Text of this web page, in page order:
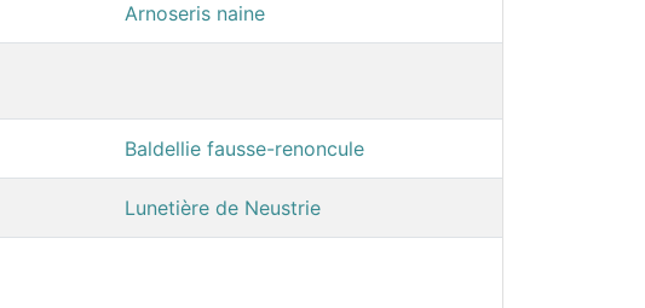
Arnoseris naine
Baldellie fausse-renoncule
Lunetière de Neustrie